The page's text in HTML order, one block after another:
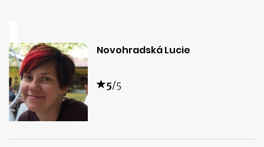
Novohradská Lucie
5/5